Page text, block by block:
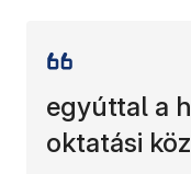
egyúttal a
oktatási